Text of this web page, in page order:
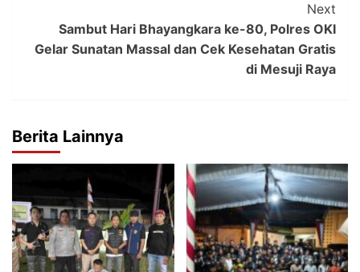
Next
Sambut Hari Bhayangkara ke-80, Polres OKI
Gelar Sunatan Massal dan Cek Kesehatan Gratis
di Mesuji Raya
Berita Lainnya